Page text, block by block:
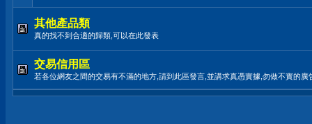
其他產品類
真的找不到合適的歸類,可以在此發表
交易信用區
若各位網友之間的交易有不滿的地方,請到此區發言,並講求真憑實據,勿做不實的廣